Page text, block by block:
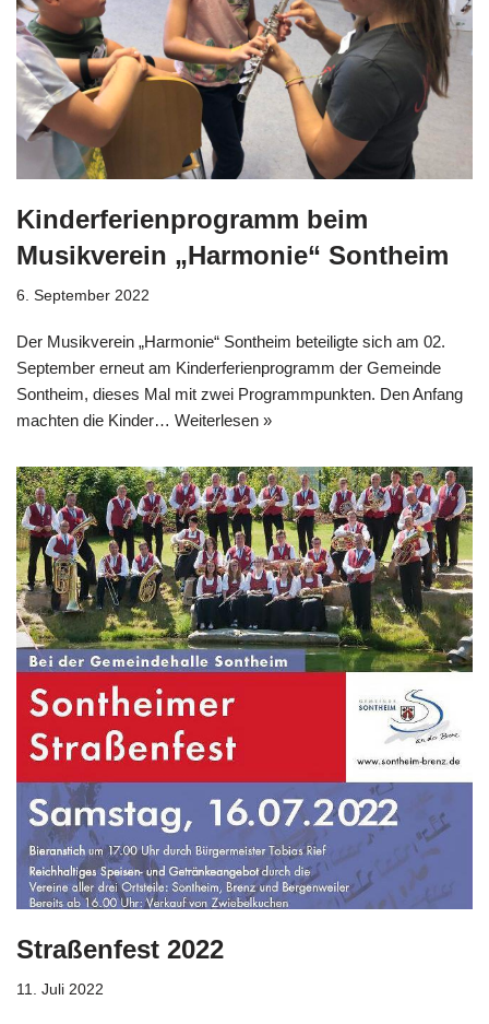
Kinderferienprogramm beim
Musikverein „Harmonie“ Sontheim
6. September 2022
Der Musikverein „Harmonie“ Sontheim beteiligte sich am 02.
September erneut am Kinderferienprogramm der Gemeinde
Sontheim, dieses Mal mit zwei Programmpunkten. Den Anfang
machten die Kinder… Weiterlesen »
Straßenfest 2022
11. Juli 2022